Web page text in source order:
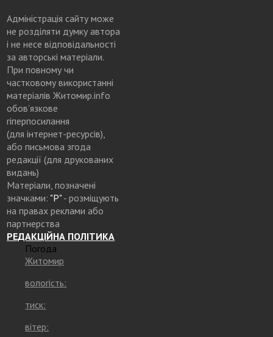
Адміністрація сайту може
не розділяти думку автора
і не несе відповідальності
за авторські матеріали.
При повному чи
частковому використанні
матеріалів Житомир.info
обов’язкове
гіперпосилання
(для інтернет-ресурсів),
або письмова згода
редакції (для друкованих
видань)
Матеріали, позначені
значками: "Р"- розміщують
на правах реклами або
партнерства
РЕДАКЦІЙНА ПОЛІТИКА
Погода
Житомир
вологість:
тиск:
вітер: